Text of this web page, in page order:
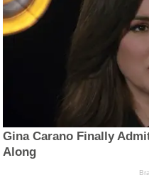
Gina Carano Finally
Along